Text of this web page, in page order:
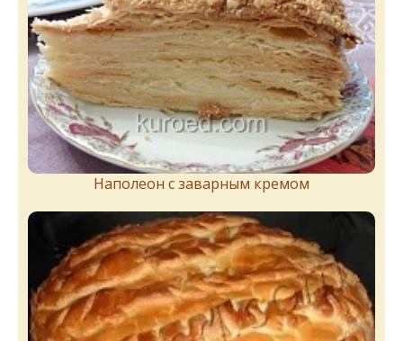
Наполеон с заварным кремом